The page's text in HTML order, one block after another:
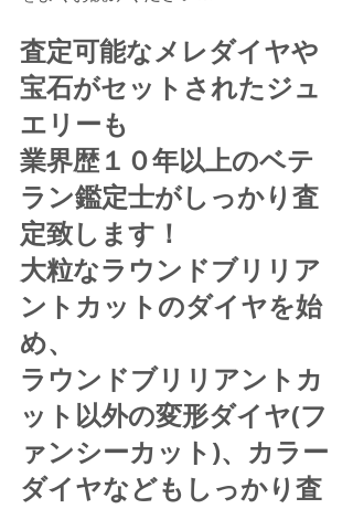
査定可能なメレダイヤや
宝石がセットされたジュ
エリーも
業界歴１０年以上のベテ
ラン鑑定士がしっかり査
定致します！
大粒なラウンドブリリア
ントカットのダイヤを始
め、
ラウンドブリリアントカ
ット以外の変形ダイヤ(フ
ァンシーカット)、カラー
ダイヤなどもしっかり査